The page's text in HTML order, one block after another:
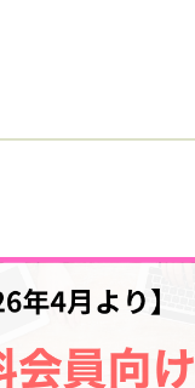
に入りに
ンが必